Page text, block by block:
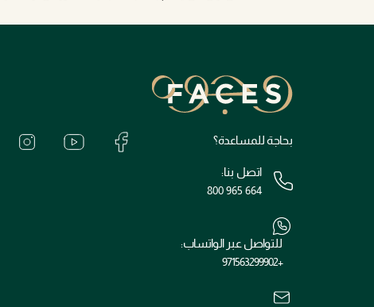
بحاجة للمساعدة؟
اتصل بنا:
800 965 664
للتواصل عبر الواتساب:
+971563299902